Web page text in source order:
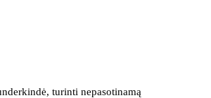
turinti nepasotinamą